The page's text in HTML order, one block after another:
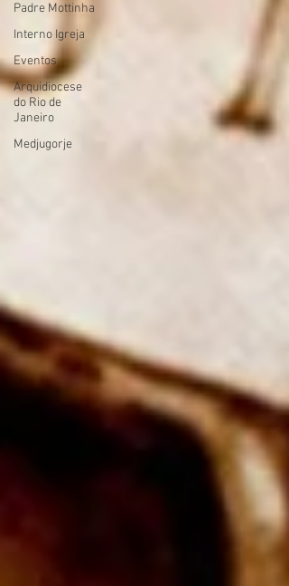
Padre Mottinha
Interno Igreja
Eventos
Arquidiocese
do Rio de
Janeiro
Medjugorje